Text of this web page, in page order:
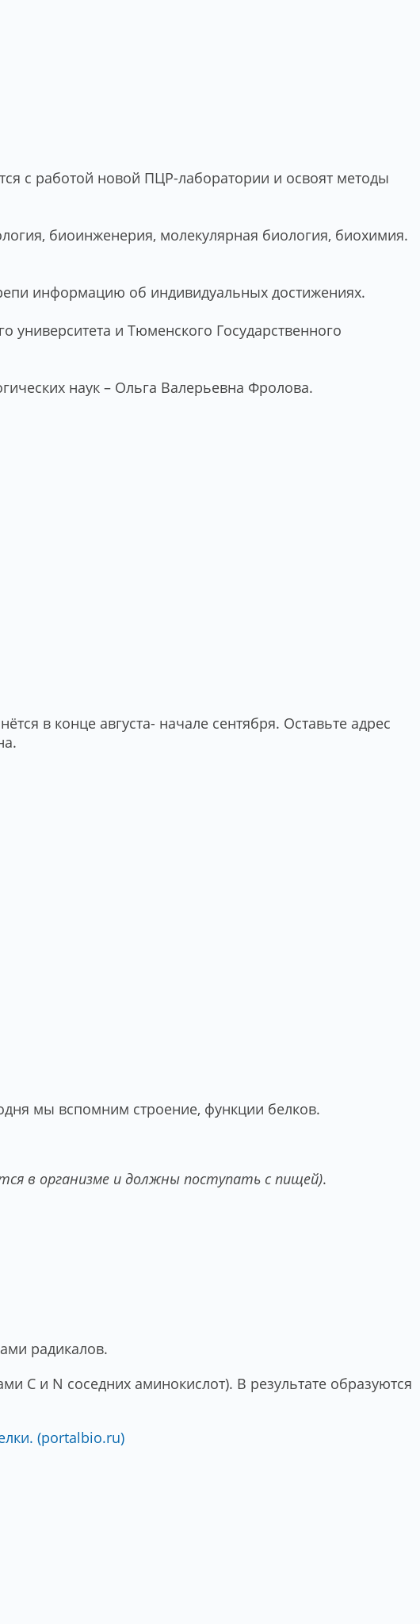
с работой новой ПЦР-лаборатории и освоят методы
биоинженерия, молекулярная биология, биохимия.
информацию об индивидуальных достижениях.
и Тюменского Государственного
наук – Ольга Валерьевна Фролова.
в конце августа- начале сентября. Оставьте адрес
мы вспомним строение, функции белков.
в организме и должны поступать с пищей).
радикалов.
С и N соседних аминокислот). В результате образуются
(portalbio.ru)